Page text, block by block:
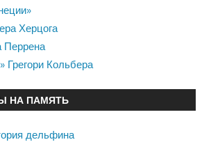
Херцога
Грегори Кольбера
НА ПАМЯТЬ
дельфина